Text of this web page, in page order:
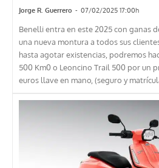
Jorge R. Guerrero - 07/02/2025 17:00h
Benelli entra en este 2025 con ganas
una nueva montura a todos sus
hasta agotar existencias, podremos hacernos
500 Km0 o Leoncino Trail 500 por un
euros llave en mano, (seguro y